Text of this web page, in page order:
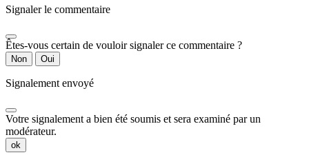
Signaler le commentaire
Êtes-vous certain de vouloir signaler ce commentaire ?
Non Oui
Signalement envoyé
Votre signalement a bien été soumis et sera examiné par un
modérateur.
ok